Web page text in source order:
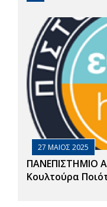
27 ΜΑΙΟΣ 2025
ΠΑΝΕΠΙΣΤΗΜΙΟ
Κουλτούρα